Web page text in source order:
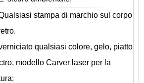
stampa di marchio sul corpo
qualsiasi colore, gelo, piatto
modello Carver laser per la